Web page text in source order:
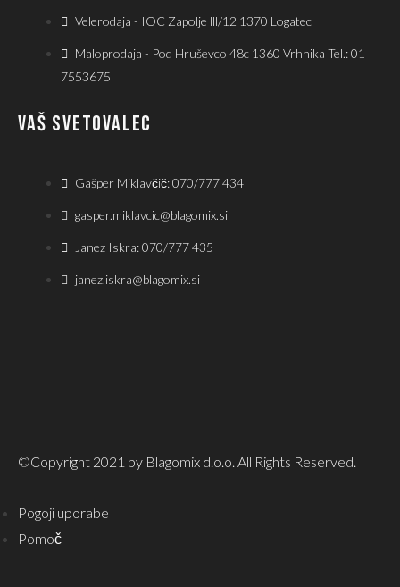
Velerodaja - IOC Zapolje lll/12 1370 Logatec
Maloprodaja - Pod Hruševco 48c 1360 Vrhnika Tel.: 01
7553675
VAŠ SVETOVALEC
Gašper Miklavčič: 070/777 434
gasper.miklavcic@blagomix.si
Janez Iskra: 070/777 435
janez.iskra@blagomix.si
©Copyright 2021 by Blagomix d.o.o. All Rights Reserved.
Pogoji uporabe
Pomoč